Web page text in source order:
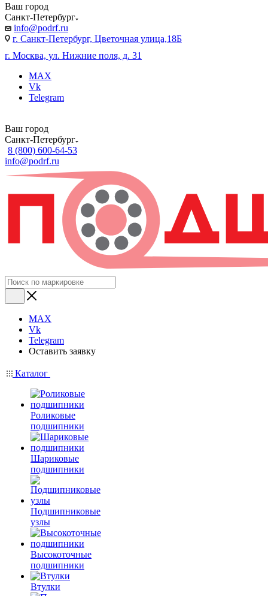
Ваш город
Санкт-Петербург
info@podrf.ru
г. Санкт-Петербург, Цветочная улица,18Б
г. Москва, ул. Нижние поля, д. 31
MAX
Vk
Telegram
Ваш город
Санкт-Петербург
8 (800) 600-64-53
info@podrf.ru
MAX
Vk
Telegram
Оставить заявку
Каталог
Роликовые
подшипники
Шариковые
подшипники
Подшипниковые
узлы
Высокоточные
подшипники
Втулки